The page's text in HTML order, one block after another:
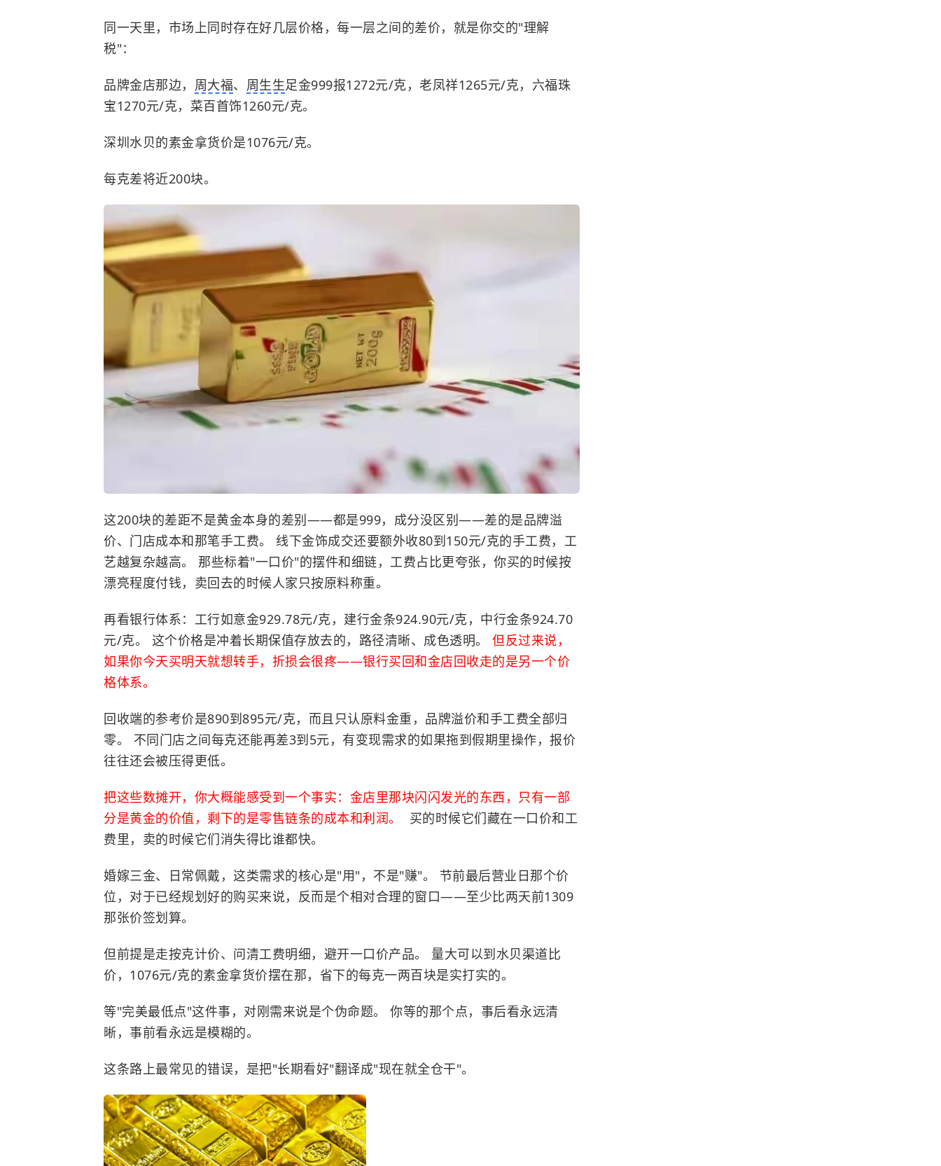
同一天里，市场上同时存在好几层价格，每一层之间的差价，就是你交的"理解
税"：
品牌金店那边， 周大福、 周生生足金999报1272元/克，老凤祥1265元/克，六福珠
宝1270元/克，菜百首饰1260元/克。
深圳水贝的素金拿货价是1076元/克。
每克差将近200块。
这200块的差距不是黄金本身的差别——都是999，成分没区别——差的是品牌溢
价、门店成本和那笔手工费。 线下金饰成交还要额外收80到150元/克的手工费，工
艺越复杂越高。 那些标着"一口价"的摆件和细链，工费占比更夸张，你买的时候按
漂亮程度付钱，卖回去的时候人家只按原料称重。
再看银行体系：工行如意金929.78元/克，建行金条924.90元/克，中行金条924.70
元/克。 这个价格是冲着长期保值存放去的，路径清晰、成色透明。 但反过来说，
如果你今天买明天就想转手，折损会很疼——银行买回和金店回收走的是另一个价
格体系。
回收端的参考价是890到895元/克，而且只认原料金重，品牌溢价和手工费全部归
零。 不同门店之间每克还能再差3到5元，有变现需求的如果拖到假期里操作，报价
往往还会被压得更低。
把这些数摊开，你大概能感受到一个事实：金店里那块闪闪发光的东西，只有一部
分是黄金的价值，剩下的是零售链条的成本和利润。
​ 买的时候它们藏在一口价和工
费里，卖的时候它们消失得比谁都快。
婚嫁三金、日常佩戴，这类需求的核心是"用"，不是"赚"。 节前最后营业日那个价
位，对于已经规划好的购买来说，反而是个相对合理的窗口——至少比两天前1309
那张价签划算。
但前提是走按克计价、问清工费明细，避开一口价产品。 量大可以到水贝渠道比
价，1076元/克的素金拿货价摆在那，省下的每克一两百块是实打实的。
等"完美最低点"这件事，对刚需来说是个伪命题。 你等的那个点，事后看永远清
晰，事前看永远是模糊的。
这条路上最常见的错误，是把"长期看好"翻译成"现在就全仓干"。